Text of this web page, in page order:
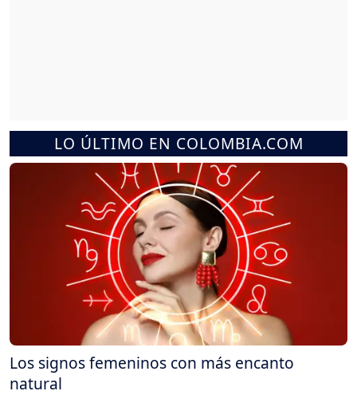
LO ÚLTIMO EN COLOMBIA.COM
Los signos femeninos con más encanto
natural